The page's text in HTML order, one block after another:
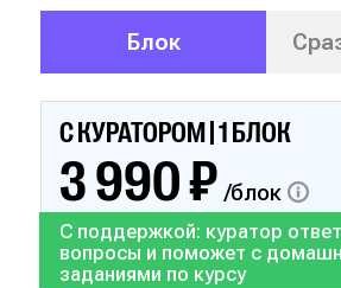
Блок
С КУРАТОРОМ | 1 БЛОК
3 990 ₽/блок
С поддержкой: куратор
вопросы и поможет с
заданиями по курсу